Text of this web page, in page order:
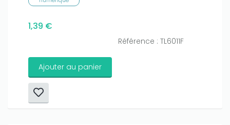
1,39 €
Référence : TL6011F
Ajouter au panier